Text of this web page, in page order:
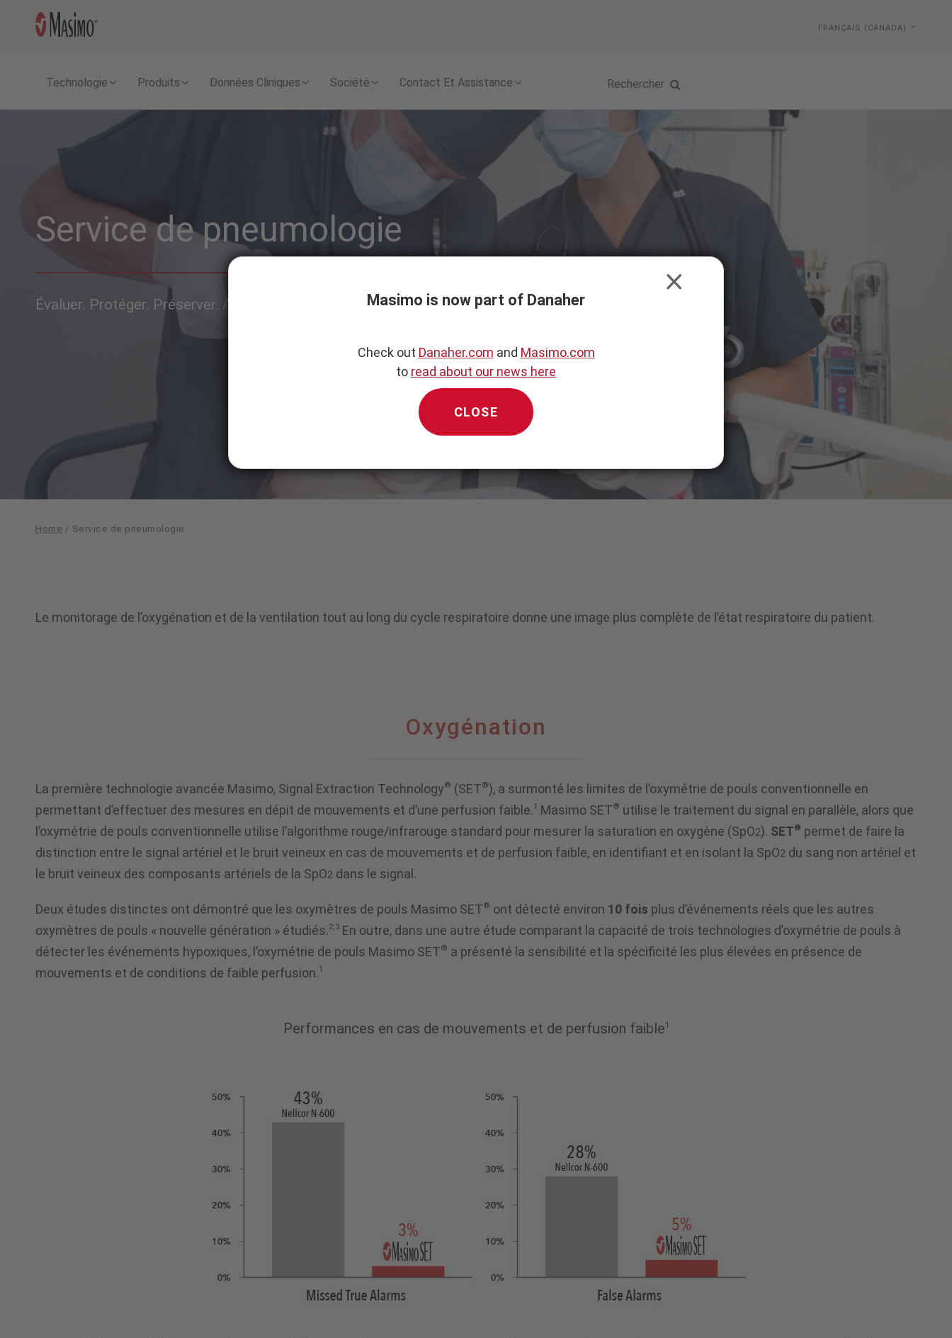
FRANÇAIS (CANADA)
Technologie Produits Données Cliniques Société Contact Et Assistance Rechercher
Service de pneumologie
Évaluer. Protéger. Préserver. Améliorer.
Home / Service de pneumologie
Service
Le monitorage de l’oxygénation et de la ventilation tout au long du cycle respiratoire donne une image plus complète de l’état respiratoire du patient.
Oxygénation
La première technologie avancée Masimo, Signal Extraction Technology® (SET®), a surmonté les limites de l’oxymétrie de pouls conventionnelle en
permettant d’effectuer des mesures en dépit de mouvements et d’une perfusion faible.1 Masimo SET® utilise le traitement du signal en parallèle, alors que
l’oxymétrie de pouls conventionnelle utilise l’algorithme rouge/infrarouge standard pour mesurer la saturation en oxygène (SpO2). SET® permet de faire la
distinction entre le signal artériel et le bruit veineux en cas de mouvements et de perfusion faible, en identifiant et en isolant la SpO2 du sang non artériel et
le bruit veineux des composants artériels de la SpO2 dans le signal.
Deux études distinctes ont démontré que les oxymètres de pouls Masimo SET® ont détecté environ 10 fois plus d’événements réels que les autres
oxymètres de pouls « nouvelle génération » étudiés.2,3 En outre, dans une autre étude comparant la capacité de trois technologies d’oxymétrie de pouls à
détecter les événements hypoxiques, l’oxymétrie de pouls Masimo SET® a présenté la sensibilité et la spécificité les plus élevées en présence de
mouvements et de conditions de faible perfusion.1
Performances en cas de mouvements et de perfusion faible1
Masimo is now part of Danaher
CLOSE
Check out Danaher.com and Masimo.com
to read about our news here
CLOSE